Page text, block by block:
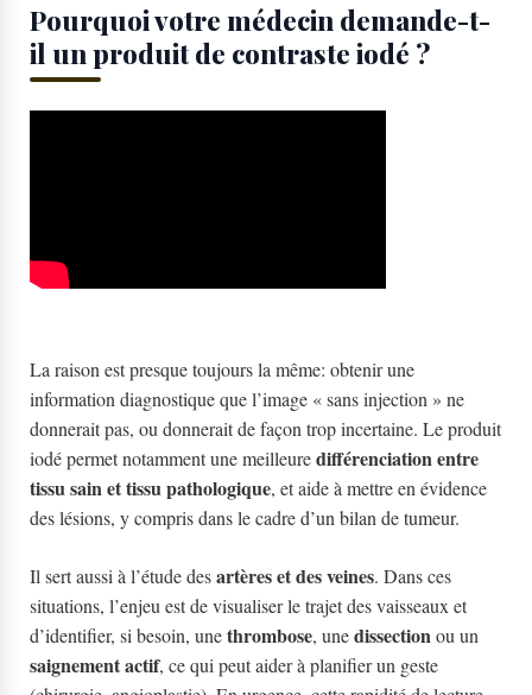
Pourquoi votre médecin demande-t-
il un produit de contraste iodé ?
La raison est presque toujours la même: obtenir une
information diagnostique que l’image « sans injection » ne
donnerait pas, ou donnerait de façon trop incertaine. Le produit
iodé permet notamment une meilleuredifférenciation entre
tissu sain et tissu pathologique, et aide à mettre en évidence
des lésions, y compris dans le cadre d’un bilan de tumeur.
Il sert aussi à l’étude desartères et des veines. Dans ces
situations, l’enjeu est de visualiser le trajet des vaisseaux et
d’identifier, si besoin, unethrombose, unedissectionou un
saignement actif, ce qui peut aider à planifier un geste